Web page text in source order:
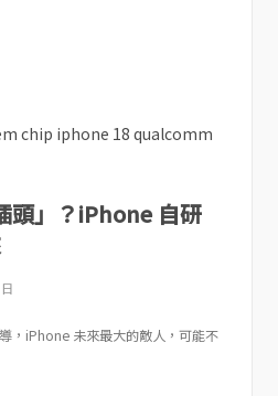
頭」？iPhone 自研
，iPhone 未來最大的敵人，可能不